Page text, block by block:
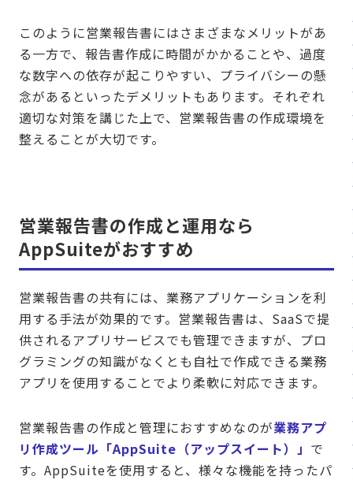
このように営業報告書にはさまざまなメリットがあ
る一方で、報告書作成に時間がかかることや、過度
な数字への依存が起こりやすい、プライバシーの懸
念があるといったデメリットもあります。それぞれ
適切な対策を講じた上で、営業報告書の作成環境を
整えることが大切です。
営業報告書の作成と運用なら
AppSuiteがおすすめ
営業報告書の共有には、業務アプリケーションを利
用する手法が効果的です。営業報告書は、SaaSで提
供されるアプリサービスでも管理できますが、プロ
グラミングの知識がなくとも自社で作成できる業務
アプリを使用することでより柔軟に対応できます。
営業報告書の作成と管理におすすめなのが業務アプ
リ作成ツール「AppSuite（アップスイート）」 で
す。AppSuiteを使用すると、様々な機能を持ったパ